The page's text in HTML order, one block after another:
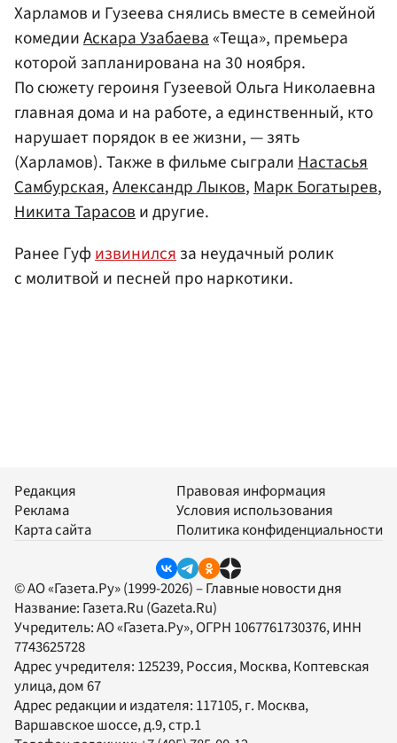
Харламов и Гузеева снялись вместе в семейной
комедииАскара Узабаева«Теща», премьера
которой запланирована на 30 ноября.
По сюжету героиня Гузеевой Ольга Николаевна
главная дома и на работе, а единственный, кто
нарушает порядок в ее жизни, — зять
(Харламов). Также в фильме сыгралиНастасья
Самбурская,Александр Лыков,Марк Богатырев,
Никита Тарасови другие.
Ранее Гуфизвинилсяза неудачный ролик
с молитвой и песней про наркотики.
Редакция
Реклама
Карта сайта
Правовая информация
Условия использования
Политика конфиденциальности
© АО «Газета.Ру» (1999-2026) – Главные новости дня
Название: Газета.Ru (Gazeta.Ru)
Учредитель:АО «Газета.Ру», ОГРН 1067761730376, ИНН
7743625728
Адрес учредителя: 125239, Россия, Москва, Коптевская
улица, дом 67
Адрес редакции и издателя: 117105, г. Москва,
Варшавское шоссе, д.9, стр.1